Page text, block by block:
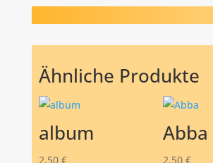
Ähnliche Produkte
album
2,50 €
Abba
2,50 €